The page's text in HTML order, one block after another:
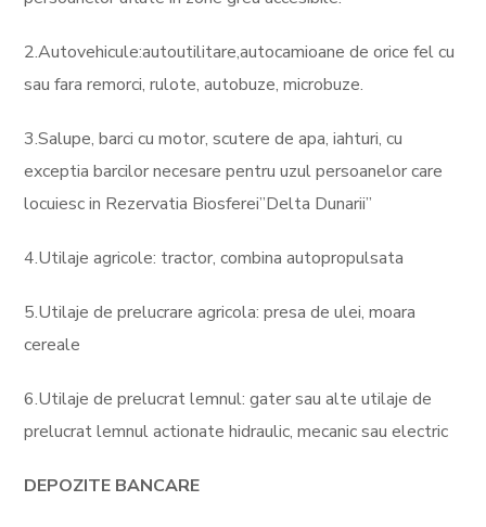
2.Autovehicule:autoutilitare,autocamioane de orice fel cu
sau fara remorci, rulote, autobuze, microbuze.
3.Salupe, barci cu motor, scutere de apa, iahturi, cu
exceptia barcilor necesare pentru uzul persoanelor care
locuiesc in Rezervatia Biosferei”Delta Dunarii”
4.Utilaje agricole: tractor, combina autopropulsata
5.Utilaje de prelucrare agricola: presa de ulei, moara
cereale
6.Utilaje de prelucrat lemnul: gater sau alte utilaje de
prelucrat lemnul actionate hidraulic, mecanic sau electric
DEPOZITE BANCARE